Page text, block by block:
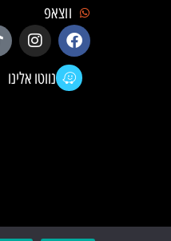
ווצאפ
נווטו אלינו